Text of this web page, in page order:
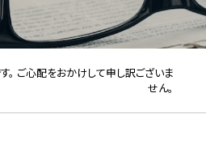
ご心配をおかけして申し訳ございま
せん。